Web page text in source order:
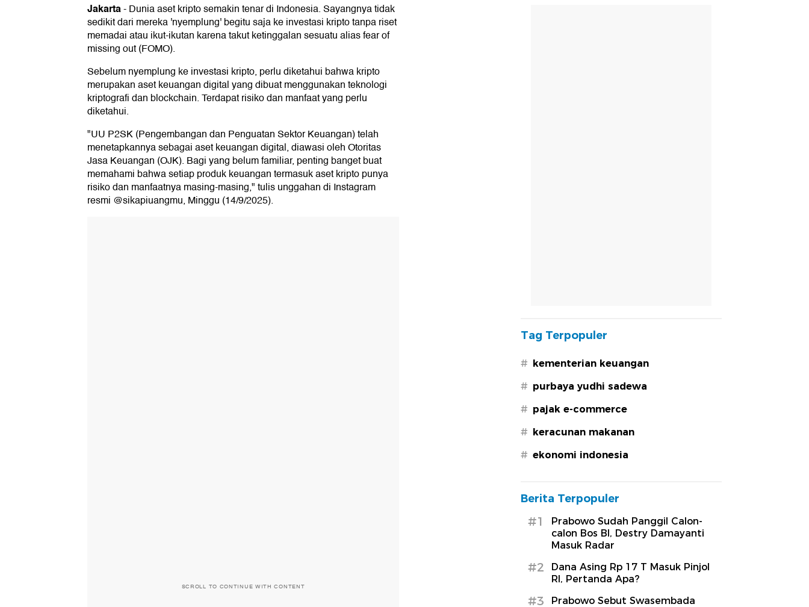
Jakarta-Dunia aset kripto semakin tenar di Indonesia. Sayangnya tidak
sedikit dari mereka 'nyemplung' begitu saja ke investasi kripto tanpa riset
memadai atau ikut-ikutan karena takut ketinggalan sesuatu alias fear of
missing out (FOMO).
Sebelum nyemplung ke investasi kripto, perlu diketahui bahwa kripto
merupakan aset keuangan digital yang dibuat menggunakan teknologi
kriptografi dan blockchain. Terdapat risiko dan manfaat yang perlu
diketahui.
"UU P2SK (Pengembangan dan Penguatan Sektor Keuangan) telah
menetapkannya sebagai aset keuangan digital, diawasi oleh Otoritas
Jasa Keuangan (OJK). Bagi yang belum familiar, penting banget buat
memahami bahwa setiap produk keuangan termasuk aset kripto punya
risiko dan manfaatnya masing-masing," tulis unggahan di Instagram
resmi @sikapiuangmu, Minggu (14/9/2025).
SCROLL TO CONTINUE WITH CONTENT
Tag Terpopuler
# kementerian keuangan
# purbaya yudhi sadewa
# pajak e-commerce
# keracunan makanan
# ekonomi indonesia
Berita Terpopuler
#1
Prabowo Sudah Panggil Calon-
calon Bos BI, Destry Damayanti
Masuk Radar
#2
Dana Asing Rp 17 T Masuk Pinjol
RI, Pertanda Apa?
#3
Prabowo Sebut Swasembada